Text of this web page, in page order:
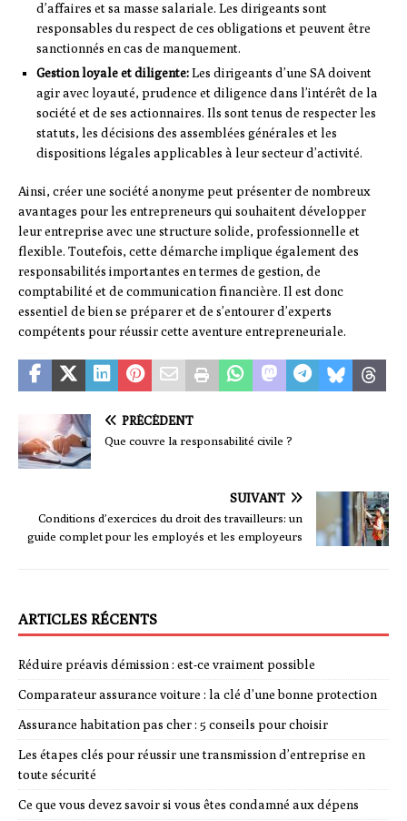
d’affaires et sa masse salariale. Les dirigeants sont
responsables du respect de ces obligations et peuvent être
sanctionnés en cas de manquement.
Gestion loyale et diligente:Les dirigeants d’une SA doivent
agir avec loyauté, prudence et diligence dans l’intérêt de la
société et de ses actionnaires. Ils sont tenus de respecter les
statuts, les décisions des assemblées générales et les
dispositions légales applicables à leur secteur d’activité.
Ainsi, créer une société anonyme peut présenter de nombreux
avantages pour les entrepreneurs qui souhaitent développer
leur entreprise avec une structure solide, professionnelle et
flexible. Toutefois, cette démarche implique également des
responsabilités importantes en termes de gestion, de
comptabilité et de communication financière. Il est donc
essentiel de bien se préparer et de s’entourer d’experts
compétents pour réussir cette aventure entrepreneuriale.
PRÉCÉDENT
Que couvre la responsabilité civile ?
SUIVANT
Conditions d’exercices du droit des travailleurs: un
guide complet pour les employés et les employeurs
ARTICLES RÉCENTS
Réduire préavis démission : est-ce vraiment possible
Comparateur assurance voiture : la clé d’une bonne protection
Assurance habitation pas cher : 5 conseils pour choisir
Les étapes clés pour réussir une transmission d’entreprise en
toute sécurité
Ce que vous devez savoir si vous êtes condamné aux dépens